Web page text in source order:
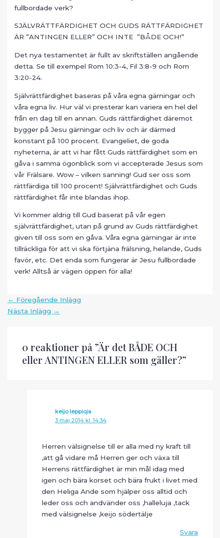
fullbordade verk?
SJÄLVRÄTTFÄRDIGHET OCH GUDS RÄTTFÄRDIGHET
ÄR ”ANTINGEN ELLER” OCH INTE ”BÅDE OCH!”
Det nya testamentet är fullt av skriftställen angående
detta. Se till exempel Rom 10:3-4, Fil 3:8-9 och Rom
3:20-24.
Självrättfärdighet baseras på våra egna gärningar och
våra egna liv. Hur väl vi presterar kan variera en hel del
från en dag till en annan. Guds rättfärdighet däremot
bygger på Jesu gärningar och liv och är därmed
konstant på 100 procent. Evangeliet, de goda
nyheterna, är att vi har fått Guds rättfärdighet som en
gåva i samma ögonblick som vi accepterade Jesus som
vår Frälsare. Wow – vilken sanning! Gud ser oss som
rättfärdiga till 100 procent! Självrättfärdighet och Guds
rättfärdighet får inte blandas ihop.
Vi kommer aldrig till Gud baserat på vår egen
självrättfärdighet, utan på grund av Guds rättfärdighet
given till oss som en gåva. Våra egna gärningar är inte
tillräckliga för att vi ska förtjäna frälsning, helande, Guds
favör, etc. Det enda som fungerar är Jesu fullbordade
verk! Alltså är vägen öppen för alla!
Inläggsnavigering
← Föregående Inlägg
Nästa Inlägg →
0 reaktioner på ”Är det BÅDE OCH
eller ANTINGEN ELLER som gäller?”
keijo leppioja
3 maj 2014 kl. 14:34
Herren välsignelse till er alla med ny kraft till
,att gå vidare må Herren ger och växa till
Herrens rättfärdighet är min mål idag med
igen och bära korset och bära frukt i livet med
den Heliga Ande som hjälper oss alltid och
leder oss och andvänder oss ,halleluja ,tack
med välsignelse ,keijo södertälje
Svara